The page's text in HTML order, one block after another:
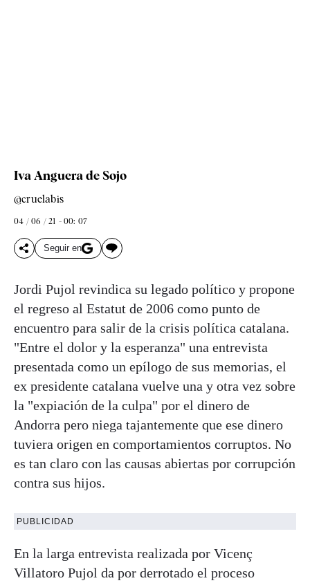
Iva Anguera de Sojo
@cruelabis
04 / 06 / 21 - 00: 07
Seguir en
Jordi Pujol revindica su legado político y propone
el regreso al Estatut de 2006 como punto de
encuentro para salir de la crisis política catalana.
"Entre el dolor y la esperanza" una entrevista
presentada como un epílogo de sus memorias, el
ex presidente catalana vuelve una y otra vez sobre
la "expiación de la culpa" por el dinero de
Andorra pero niega tajantemente que ese dinero
tuviera origen en comportamientos corruptos. No
es tan claro con las causas abiertas por corrupción
contra sus hijos.
PUBLICIDAD
En la larga entrevista realizada por Vicenç
Villatoro Pujol da por derrotado el proceso